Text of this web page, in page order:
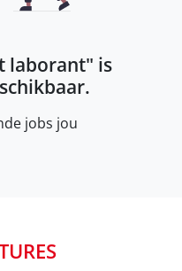
laborant" is
jobs jou